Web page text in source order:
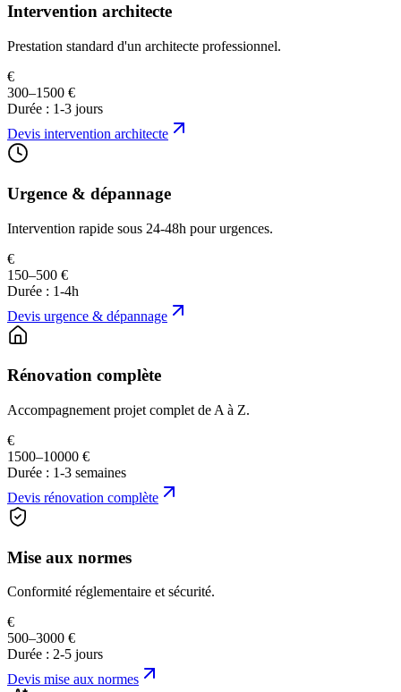
Intervention architecte
Prestation standard d'un architecte professionnel.
€
300–1500 €
Durée : 1-3 jours
Devis intervention architecte
Urgence & dépannage
Intervention rapide sous 24-48h pour urgences.
€
150–500 €
Durée : 1-4h
Devis urgence & dépannage
Rénovation complète
Accompagnement projet complet de A à Z.
€
1500–10000 €
Durée : 1-3 semaines
Devis rénovation complète
Mise aux normes
Conformité réglementaire et sécurité.
€
500–3000 €
Durée : 2-5 jours
Devis mise aux normes